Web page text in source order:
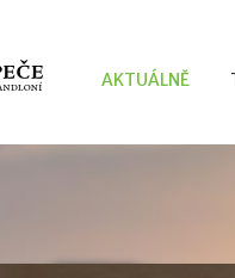
AKTUÁLNĚ